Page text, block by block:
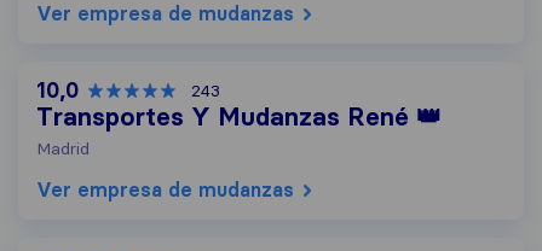
Ver empresa de mudanzas
10,0 243
Transportes Y Mudanzas René 👑
Madrid
Ver empresa de mudanzas